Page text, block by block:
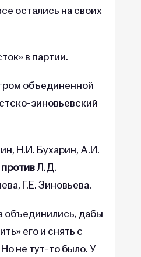
остались на своих
в партии.
объединенной
зиновьевский
Н.И. Бухарин, А.И.
противЛ.Д.
Г.Е. Зиновьева.
объединились, дабы
его и снять с
не тут-то было. У